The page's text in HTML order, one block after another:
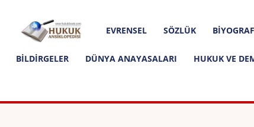
Hukuk
Ansiklopedisi
EVRENSEL SÖZLÜK
BILDIRGELER DÜNYA ANAYASALARI HUKUK VE